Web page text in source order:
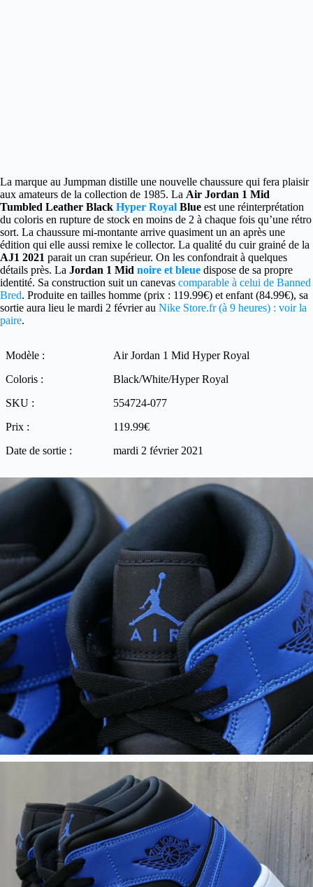
La marque au Jumpman distille une nouvelle chaussure qui fera plaisir
aux amateurs de la collection de 1985. La Air Jordan 1 Mid
Tumbled Leather Black Hyper Royal Blue est une réinterprétation
du coloris en rupture de stock en moins de 2 à chaque fois qu’une rétro
sort. La chaussure mi-montante arrive quasiment un an après une
édition qui elle aussi remixe le collector. La qualité du cuir grainé de la
AJ1 2021 parait un cran supérieur. On les confondrait à quelques
détails près. La Jordan 1 Mid noire et bleue dispose de sa propre
identité. Sa construction suit un canevas comparable à celui de Banned
Bred. Produite en tailles homme (prix : 119.99€) et enfant (84.99€), sa
sortie aura lieu le mardi 2 février au Nike Store.fr (à 9 heures) : voir la
paire.
Modèle :
Air Jordan 1 Mid Hyper Royal
Coloris :
Black/White/Hyper Royal
SKU :
554724-077
Prix :
119.99€
Date de sortie :
mardi 2 février 2021